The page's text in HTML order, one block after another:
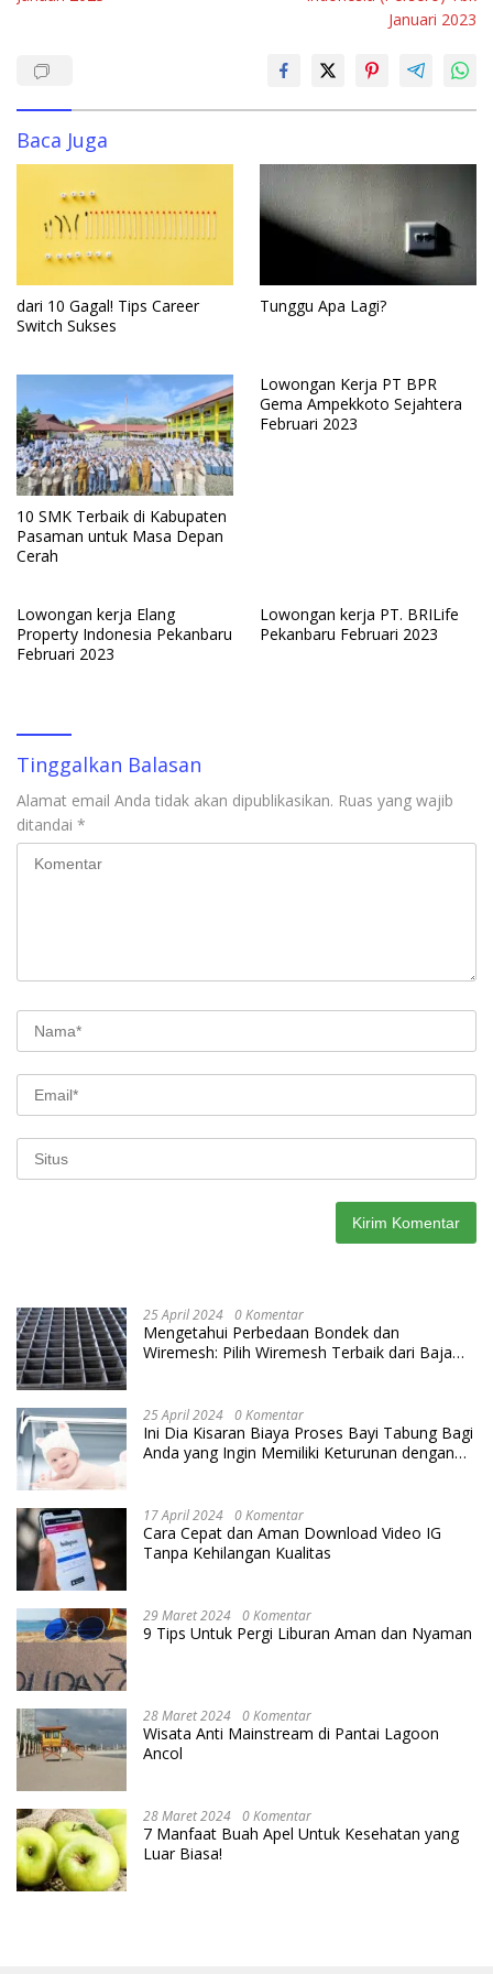
Januari 2023
Baca Juga
dari 10 Gagal! Tips Career
Switch Sukses
Tunggu Apa Lagi?
10 SMK Terbaik di Kabupaten
Pasaman untuk Masa Depan
Cerah
Lowongan Kerja PT BPR
Gema Ampekkoto Sejahtera
Februari 2023
Lowongan kerja Elang
Property Indonesia Pekanbaru
Februari 2023
Lowongan kerja PT. BRILife
Pekanbaru Februari 2023
Tinggalkan Balasan
Alamat email Anda tidak akan dipublikasikan. Ruas yang wajib
ditandai *
25 April 2024 0 Komentar
Mengetahui Perbedaan Bondek dan
Wiremesh: Pilih Wiremesh Terbaik dari Baja
25 April 2024 0 Komentar
Ini Dia Kisaran Biaya Proses Bayi Tabung Bagi
Anda yang Ingin Memiliki Keturunan dengan
17 April 2024 0 Komentar
Cara Cepat dan Aman Download Video IG
Tanpa Kehilangan Kualitas
29 Maret 2024 0 Komentar
9 Tips Untuk Pergi Liburan Aman dan Nyaman
28 Maret 2024 0 Komentar
Wisata Anti Mainstream di Pantai Lagoon
Ancol
28 Maret 2024 0 Komentar
7 Manfaat Buah Apel Untuk Kesehatan yang
Luar Biasa!